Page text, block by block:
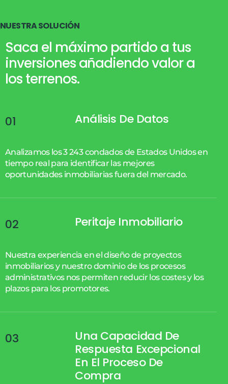
NUESTRASOLUCIÓN
Saca el máximo partido a tus
inversiones añadiendo valor a
los terrenos.
01 Análisis De Datos
Analizamos los 3 243 condados de Estados Unidos en
tiempo real para identificar las mejores
oportunidades inmobiliarias fuera del mercado.
02 Peritaje Inmobiliario
Nuestra experiencia en el diseño de proyectos
inmobiliarios y nuestro dominio de los procesos
administrativos nos permiten reducir los costes y los
plazos para los promotores.
03
Una Capacidad De
Respuesta Excepcional
En El Proceso De
Compra